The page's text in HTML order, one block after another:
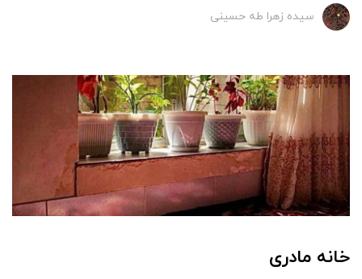
سیده زهرا طه حسینی
خانه مادری